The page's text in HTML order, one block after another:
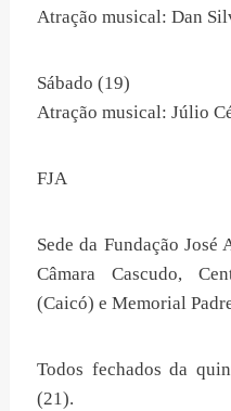
Atração musical: Dan
Sábado (19)
Atração musical: Júlio
FJA
Sede da Fundação
Câmara Cascudo,
(Caicó) e Memorial
Todos fechados da
(21).